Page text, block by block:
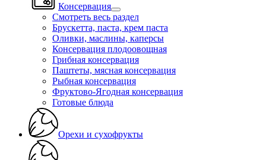
Консервация
Смотреть весь раздел
Брускетта, паста, крем паста
Оливки, маслины, каперсы
Консервация плодоовощная
Грибная консервация
Паштеты, мясная консервация
Рыбная консервация
Фруктово-Ягодная консервация
Готовые блюда
Орехи и сухофрукты